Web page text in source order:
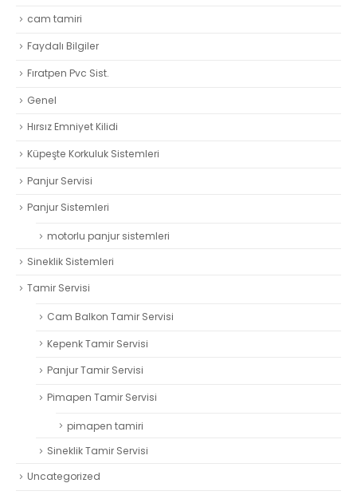
cam tamiri
Faydalı Bilgiler
Fıratpen Pvc Sist.
Genel
Hırsız Emniyet Kilidi
Küpeşte Korkuluk Sistemleri
Panjur Servisi
Panjur Sistemleri
motorlu panjur sistemleri
Sineklik Sistemleri
Tamir Servisi
Cam Balkon Tamir Servisi
Kepenk Tamir Servisi
Panjur Tamir Servisi
Pimapen Tamir Servisi
pimapen tamiri
Sineklik Tamir Servisi
Uncategorized